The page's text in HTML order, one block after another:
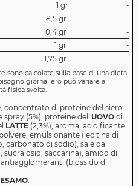
1 gr
-
8,5 gr
-
0,4 gr
-
1 gr
-
1,75 gr -
sono calcolate sulla base di una dieta
giornaliero può variare a
fisica svolta.
, concentrato di proteine ​​del siero
spray (5%), proteine ​​dell'UOVO di
LATTE (2,3%), aroma, acidificante
emulsionante (lecitina di
carbonato di sodio), sale da
saccarina), amido di
(biossido di
.